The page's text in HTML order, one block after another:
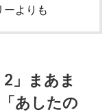
ーよりも
」まあま
あしたの